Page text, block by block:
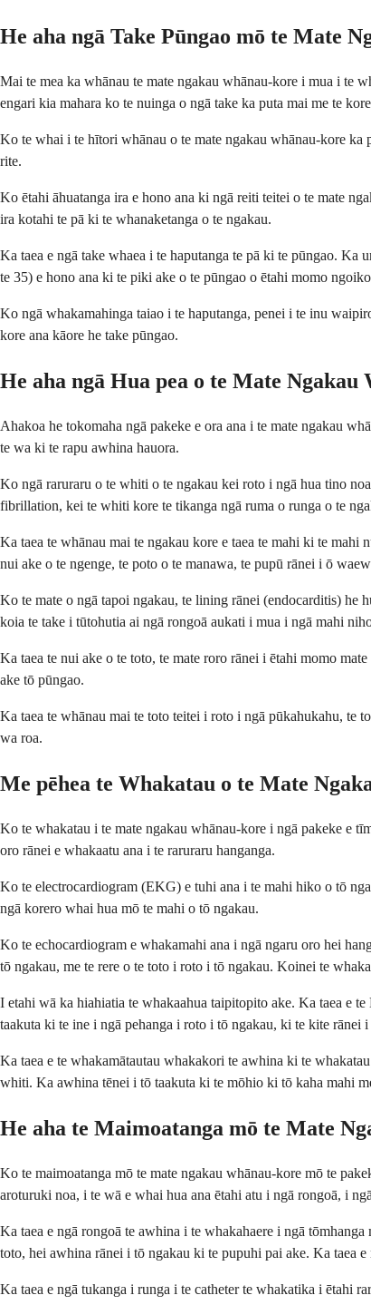
He aha ngā Take Pūngao mō te Mate
Mai te mea ka whānau te mate ngakau whānau-kore i mua i te
engari kia mahara ko te nuinga o ngā take ka puta mai me te
Ko te whai i te hītori whānau o te mate ngakau whānau-kore
rite.
Ko ētahi āhuatanga ira e hono ana ki ngā reiti teitei o te mate
ira kotahi te pā ki te whanaketanga o te ngakau.
Ka taea e ngā take whaea i te haputanga te pā ki te pūngao. Ka
te 35) e hono ana ki te piki ake o te pūngao o ētahi momo
Ko ngā whakamahinga taiao i te haputanga, penei i te inu
kore ana kāore he take pūngao.
He aha ngā Hua pea o te Mate
Ahakoa he tokomaha ngā pakeke e ora ana i te mate ngakau
te wa ki te rapu awhina hauora.
Ko ngā raruraru o te whiti o te ngakau kei roto i ngā hua tino
fibrillation, kei te whiti kore te tikanga ngā ruma o runga o te
Ka taea te whānau mai te ngakau kore e taea te mahi ki te
nui ake o te ngenge, te poto o te manawa, te pupū rānei i ō
Ko te mate o ngā tapoi ngakau, te lining rānei (endocarditis) he
koia te take i tūtohutia ai ngā rongoā aukati i mua i ngā mahi
Ka taea te nui ake o te toto, te mate roro rānei i ētahi momo
ake tō pūngao.
Ka taea te whānau mai te toto teitei i roto i ngā pūkahukahu, te
wa roa.
Me pēhea te Whakatau o te Mate
Ko te whakatau i te mate ngakau whānau-kore i ngā pakeke e
oro rānei e whakaatu ana i te raruraru hanganga.
Ko te electrocardiogram (EKG) e tuhi ana i te mahi hiko o tō
ngā korero whai hua mō te mahi o tō ngakau.
Ko te echocardiogram e whakamahi ana i ngā ngaru oro hei
tō ngakau, me te rere o te toto i roto i tō ngakau. Koinei te
I etahi wā ka hiahiatia te whakaahua taipitopito ake. Ka taea e
taakuta ki te ine i ngā pehanga i roto i tō ngakau, ki te kite rānei
Ka taea e te whakamātautau whakakori te awhina ki te
whiti. Ka awhina tēnei i tō taakuta ki te mōhio ki tō kaha mahi
He aha te Maimoatanga mō te Mate
Ko te maimoatanga mō te mate ngakau whānau-kore mō te
aroturuki noa, i te wā e whai hua ana ētahi atu i ngā rongoā, i
Ka taea e ngā rongoā te awhina i te whakahaere i ngā
toto, hei awhina rānei i tō ngakau ki te pupuhi pai ake. Ka taea
Ka taea e ngā tukanga i runga i te catheter te whakatika i ētahi